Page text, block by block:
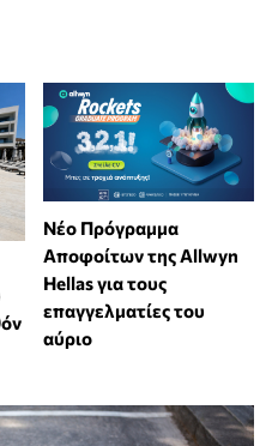
Νέο Πρόγραμμα
Αποφοίτων της Allwyn
Hellas για τους
επαγγελματίες του
αύριο